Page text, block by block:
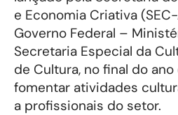
e Economia Criativa
Governo Federal –
Secretaria Especial da
de Cultura, no final do
fomentar atividades
a profissionais do setor.